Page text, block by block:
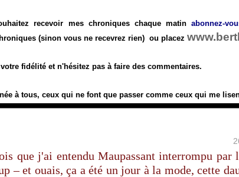
recevoir mes chroniques chaque matinabonnez-
(sinon vous ne recevrez rien) ou placez
fidélité et n'hésitez pas à faire des commentaires.
à tous, ceux qui ne font que passer comme ceux qui me
que j'ai entendu Maupassant interrompu par
– et ouais, ça a été un jour à la mode, cette